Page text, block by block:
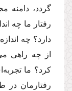
گردد، دامنه
رفتار ما چه
دارد؟ چه
از چه راهى
كرد؟ ما
رفتارمان در